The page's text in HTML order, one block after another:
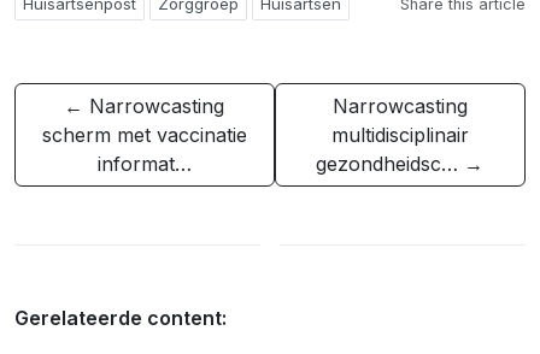
Share this article
← Narrowcasting
scherm met vaccinatie
informat…
Narrowcasting
multidisciplinair
gezondheidsc… →
Gerelateerde content: